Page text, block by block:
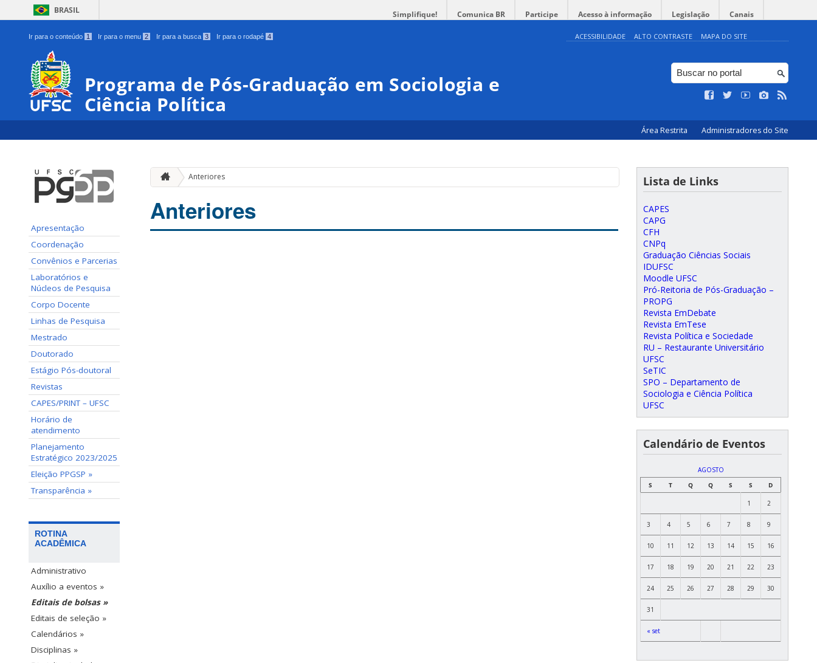
BRASIL Simplifique! Comunica BR Participe Acesso à informação Legislação Canais
Ir para o conteúdo 1 Ir para o menu 2 Ir para a busca 3 Ir para o rodapé 4 ACESSIBILIDADE ALTO CONTRASTE MAPA DO SITE
Programa de Pós-Graduação em Sociologia e
Ciência Política
Área Restrita Administradores do Site
Apresentação
Coordenação
Convênios e Parcerias
Laboratórios e
Núcleos de Pesquisa
Corpo Docente
Linhas de Pesquisa
Mestrado
Doutorado
Estágio Pós-doutoral
Revistas
CAPES/PRINT – UFSC
Horário de
atendimento
Planejamento
Estratégico 2023/2025
Eleição PPGSP »
Transparência »
ROTINA
ACADÊMICA
Administrativo
Auxílio a eventos »
Editais de bolsas »
Editais de seleção »
Calendários »
Disciplinas »
Anteriores
Anteriores
Lista de Links
CAPES
CAPG
CFH
CNPq
Graduação Ciências Sociais
IDUFSC
Moodle UFSC
Pró-Reitoria de Pós-Graduação –
PROPG
Revista EmDebate
Revista EmTese
Revista Política e Sociedade
RU – Restaurante Universitário
UFSC
SeTIC
SPO – Departamento de
Sociologia e Ciência Política
UFSC
Calendário de Eventos
AGOSTO
S
T Q Q S S D
« set
1 2
3 4 5 6 7 8 9
10 11 12 13 14 15 16
17 18 19 20 21 22 23
24 25 26 27 28 29 30
31